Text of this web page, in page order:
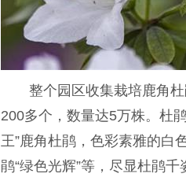
整个园区收集栽培鹿角
200多个，数量达5万株。杜
王”鹿角杜鹃，色彩素雅的白
鹃“绿色光辉”等，尽显杜鹃